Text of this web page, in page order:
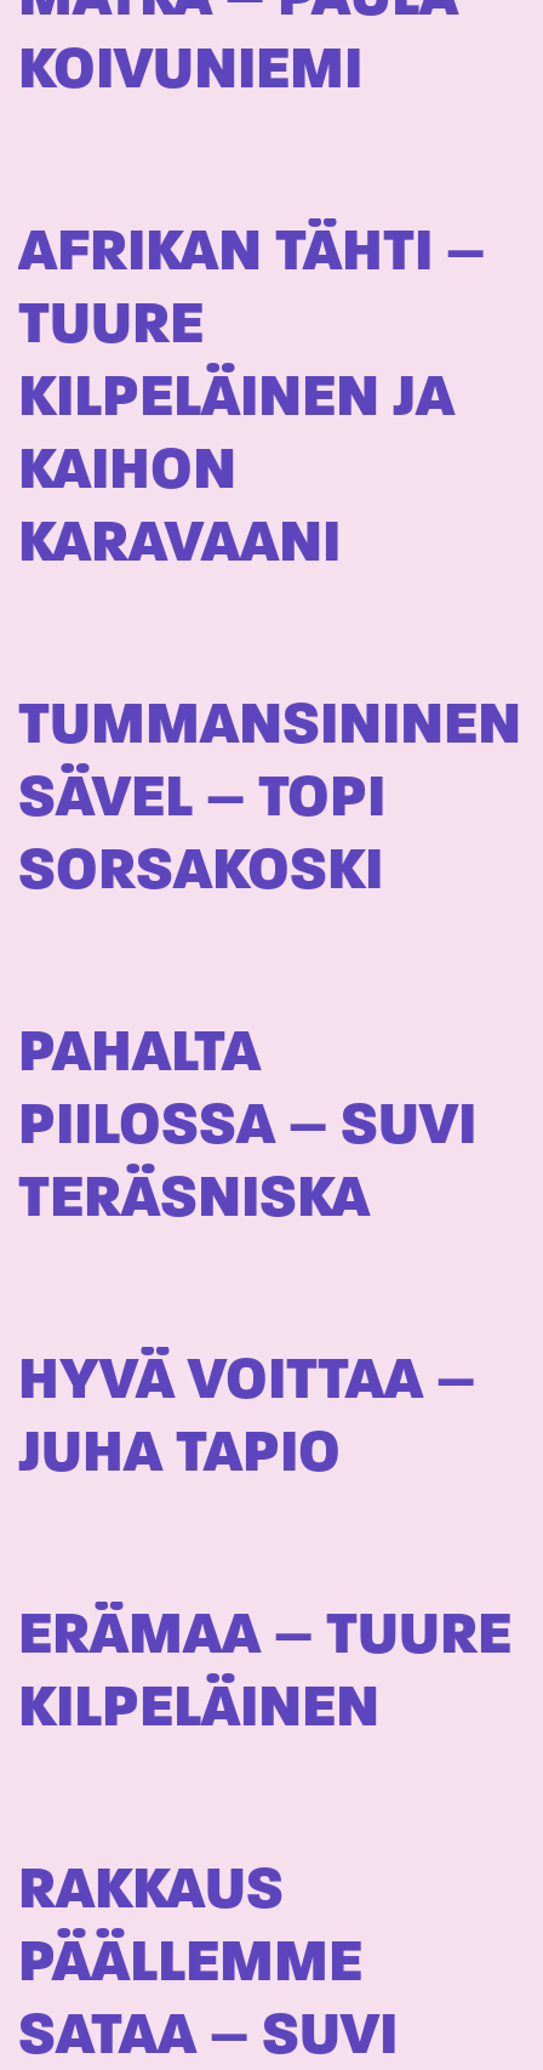
KOIVUNIEMI
AFRIKAN TÄHTI –
TUURE
KILPELÄINEN JA
KAIHON
KARAVAANI
TUMMANSININEN
SÄVEL – TOPI
SORSAKOSKI
PAHALTA
PIILOSSA – SUVI
TERÄSNISKA
HYVÄ VOITTAA –
JUHA TAPIO
ERÄMAA – TUURE
KILPELÄINEN
RAKKAUS
PÄÄLLEMME
SATAA – SUVI